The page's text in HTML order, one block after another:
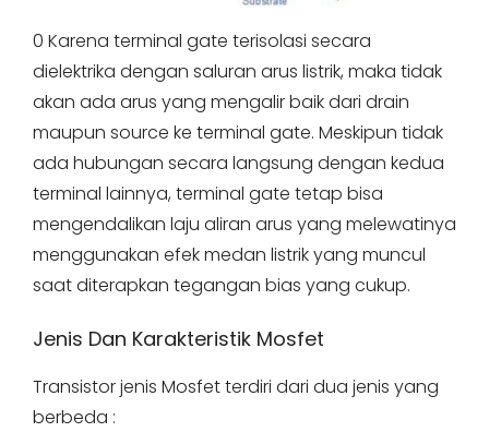
0 Karena terminal gate terisolasi secara
dielektrika dengan saluran arus listrik, maka tidak
akan ada arus yang mengalir baik dari drain
maupun source ke terminal gate. Meskipun tidak
ada hubungan secara langsung dengan kedua
terminal lainnya, terminal gate tetap bisa
mengendalikan laju aliran arus yang melewatinya
menggunakan efek medan listrik yang muncul
saat diterapkan tegangan bias yang cukup.
Jenis Dan Karakteristik Mosfet
Transistor jenis Mosfet terdiri dari dua jenis yang
berbeda :